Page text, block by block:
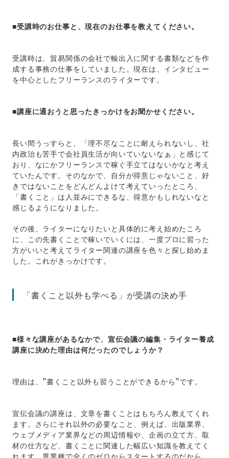
■受講時のお仕事と、現在のお仕事を教えてください。
受講時は、貿易関係の会社で輸出入に関する書類などを作
成する事務の仕事をしていました。現在は、インタビュー
を中心としたフリーランスのライターです。
■講座に通おうと思ったきっかけをお聞かせください。
長い間うっすらと、「理不尽なことに耐えられないし、社
内政治も苦手で会社員生活が向いていないなぁ」と感じて
おり、なにかフリーランスで稼ぐ手立てはないかなと考え
ていたんです。そのなかで、自分が得意じゃないこと、好
きではないことをどんどんよけて考えていったところ、
「書くこと」は人並みにできるな、得意かもしれないなと
感じるようになりました。
その後、ライターになりたいと具体的に考え始めたころ
に、この先書くことで稼いでいくには、一度プロに習った
方がいいと考えてライター関連の講座を色々と探し始めま
した。これがきっかけです。
「書くこと以外も学べる」が受講の決め手
■様々な講座があるなかで、宣伝会議の編集・ライター養成
講座に決めた理由は何だったのでしょうか？
理由は、”書くこと以外も習うことができるから”です。
宣伝会議の講座は、文章を書くことはもちろん教えてくれ
ます。さらにそれ以外の必要なこと、例えば、出版業界、
ウェブメディア業界などの周辺情報や、企画の立て方、取
材の仕方など、書くことに関連した幅広い知識を教えてく